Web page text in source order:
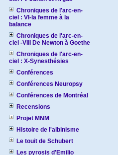
Chroniques de l'arc-en-
ciel : VI-la femme à la
balance
Chroniques de l'arc-en-
ciel -VIII De Newton à Goethe
Chroniques de l'arc-en-
ciel : X-Synesthésies
Conférences
Conférences Neuropsy
Conférences de Montréal
Recensions
Projet MNM
Histoire de l'albinisme
Le touit de Schubert
Les pyrosis d'Emilio